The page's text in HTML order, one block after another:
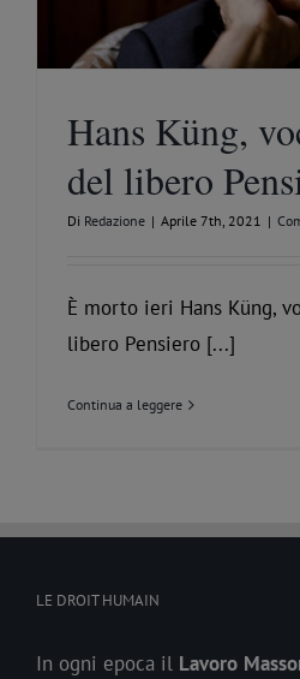
Hans Küng,
del libero
Di Redazione | Aprile 7th, 2021 |
È morto ieri Hans Küng,
libero Pensiero [...]
Continua a leggere
LE DROIT HUMAIN
In ogni epoca il Lavoro